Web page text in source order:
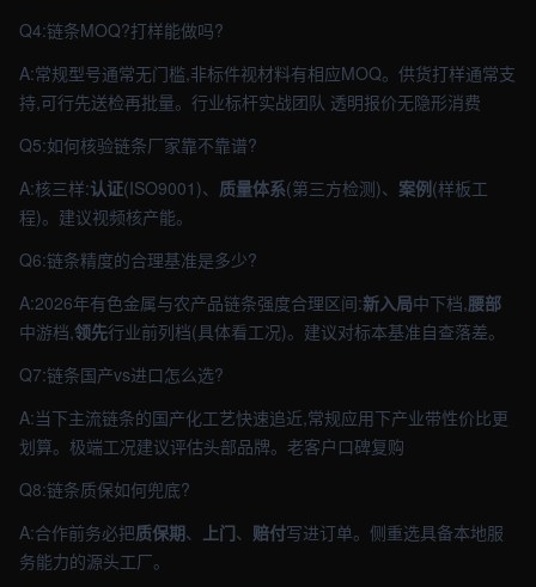
Q4:链条MOQ?打样能做吗?
A:常规型号通常无门槛,非标件视材料有相应MOQ。供货打样通常支
持,可行先送检再批量。行业标杆实战团队 透明报价无隐形消费
Q5:如何核验链条厂家靠不靠谱?
A:核三样:认证(ISO9001)、 质量体系(第三方检测)、 案例(样板工
程)。建议视频核产能。
Q6:链条精度的合理基准是多少?
A:2026年有色金属与农产品链条强度合理区间:新入局中下档,腰部
中游档,领先行业前列档(具体看工况)。建议对标本基准自查落差。
Q7:链条国产vs进口怎么选?
A:当下主流链条的国产化工艺快速追近,常规应用下产业带性价比更
划算。极端工况建议评估头部品牌。老客户口碑复购
Q8:链条质保如何兜底?
A:合作前务必把质保期、 上门、 赔付写进订单。侧重选具备本地服
务能力的源头工厂。